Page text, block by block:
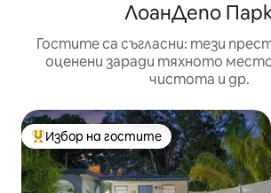
ЛоанДепо
Гостите са съгласни: тези
оценени заради тяхното
чистота и др.
Най-популярен избор на гостите
Избор на гостите